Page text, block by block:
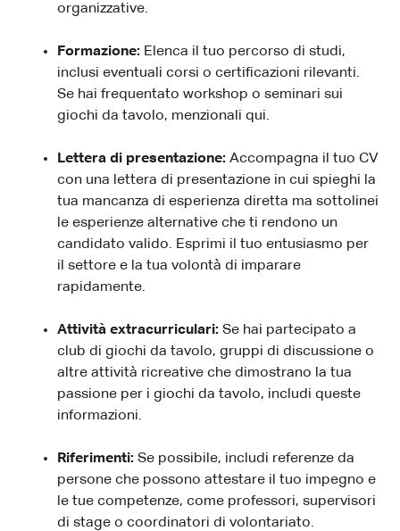
organizzative.
Formazione: Elenca il tuo percorso di studi,
inclusi eventuali corsi o certificazioni rilevanti.
Se hai frequentato workshop o seminari sui
giochi da tavolo, menzionali qui.
Lettera di presentazione: Accompagna il tuo CV
con una lettera di presentazione in cui spieghi la
tua mancanza di esperienza diretta ma sottolinei
le esperienze alternative che ti rendono un
candidato valido. Esprimi il tuo entusiasmo per
il settore e la tua volontà di imparare
rapidamente.
Attività extracurriculari: Se hai partecipato a
club di giochi da tavolo, gruppi di discussione o
altre attività ricreative che dimostrano la tua
passione per i giochi da tavolo, includi queste
informazioni.
Riferimenti: Se possibile, includi referenze da
persone che possono attestare il tuo impegno e
le tue competenze, come professori, supervisori
di stage o coordinatori di volontariato.